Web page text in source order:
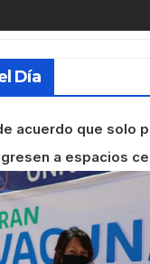
Día
acuerdo que solo
a espacios